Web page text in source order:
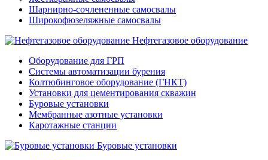
Шарнирно-сочлененные самосвалы
Широкофюзеляжные самосвалы
Нефтегазовое оборудование
Оборудование для ГРП
Системы автоматизации бурения
Колтюбинговое оборудование (ГНКТ)
Установки для цементирования скважин
Буровые установки
Мембранные азотные установки
Каротажные станции
Буровые установки